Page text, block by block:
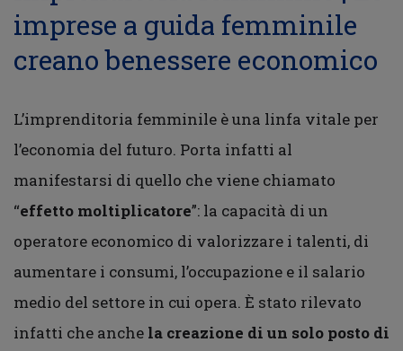
imprese a guida femminile
creano benessere economico
L’imprenditoria femminile è una linfa vitale per
l’economia del futuro. Porta infatti al
manifestarsi di quello che viene chiamato
“effetto moltiplicatore”: la capacità di un
operatore economico di valorizzare i talenti, di
aumentare i consumi, l’occupazione e il salario
medio del settore in cui opera. È stato rilevato
infatti che anche la creazione di un solo posto di